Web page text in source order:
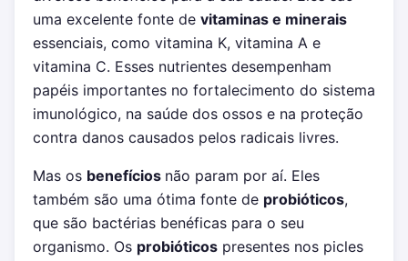
uma excelente fonte de vitaminas e minerais
essenciais, como vitamina K, vitamina A e
vitamina C. Esses nutrientes desempenham
papéis importantes no fortalecimento do sistema
imunológico, na saúde dos ossos e na proteção
contra danos causados pelos radicais livres.
Mas os benefícios não param por aí. Eles
também são uma ótima fonte de probióticos,
que são bactérias benéficas para o seu
organismo. Os probióticos presentes nos picles